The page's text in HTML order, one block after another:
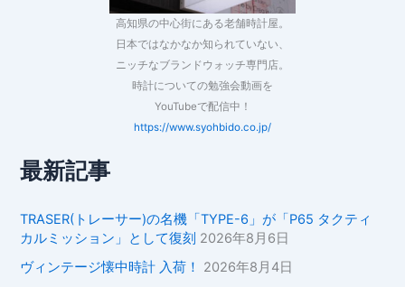
高知県の中心街にある老舗時計屋。
日本ではなかなか知られていない、
ニッチなブランドウォッチ専門店。
時計についての勉強会動画を
YouTubeで配信中！
https://www.syohbido.co.jp/
最新記事
TRASER(トレーサー)の名機「TYPE-6」が「P65 タクティ
カルミッション」として復刻 2026年8月6日
ヴィンテージ懐中時計 入荷！
2026年8月4日